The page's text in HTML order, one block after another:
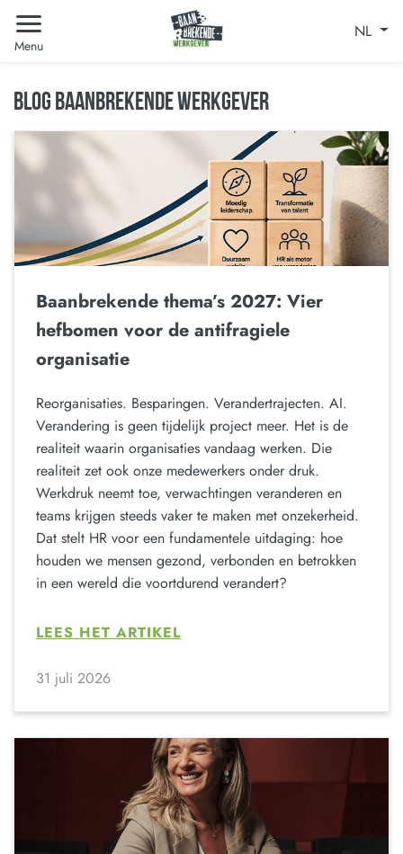
Menu
NL
BLOG BAANBREKENDE WERKGEVER
Baanbrekende thema’s 2027: Vier
hefbomen voor de antifragiele
organisatie
Reorganisaties. Besparingen. Verandertrajecten. AI.
Verandering is geen tijdelijk project meer. Het is de
realiteit waarin organisaties vandaag werken. Die
realiteit zet ook onze medewerkers onder druk.
Werkdruk neemt toe, verwachtingen veranderen en
teams krijgen steeds vaker te maken met onzekerheid.
Dat stelt HR voor een fundamentele uitdaging: hoe
houden we mensen gezond, verbonden en betrokken
in een wereld die voortdurend verandert?
LEES HET ARTIKEL
31 juli 2026